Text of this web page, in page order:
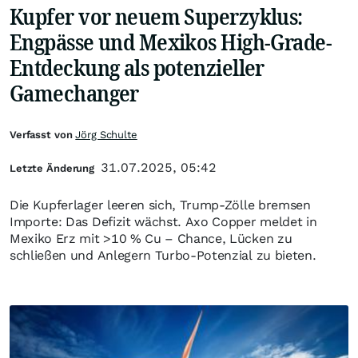
Kupfer vor neuem Superzyklus:
Engpässe und Mexikos High-Grade-
Entdeckung als potenzieller
Gamechanger
Die Kupferlager leeren sich, Trump-Zölle bremsen
Importe: Das Defizit wächst. Axo Copper meldet in
Mexiko Erz mit >10 % Cu – Chance, Lücken zu
schließen und Anlegern Turbo-Potenzial zu bieten.
Verfasst vonJörg Schulte
Letzte Änderung 31.07.2025, 05:42